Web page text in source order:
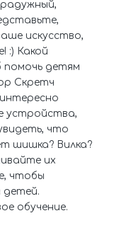
искусство,
:) Какой
помочь детям
Скретч
устройства,
что
шишка? Вилка?
их
чтобы
обучение.